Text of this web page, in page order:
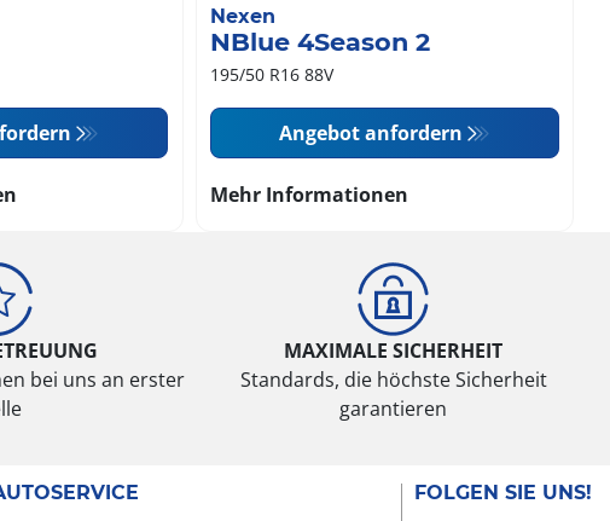
Nexen
NBlue 4Season 2
195/50 R16 88V
Angebot anfordern
Mehr Informationen
bei uns an erster
MAXIMALE SICHERHEIT
Standards, die höchste Sicherheit
garantieren
FOLGEN SIE UNS!